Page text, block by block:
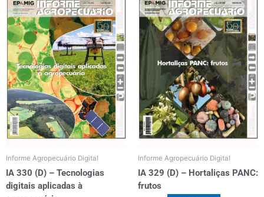
Informe Agropecuário Digital
IA 330 (D) – Tecnologias
digitais aplicadas à
Informe Agropecuário Digital
IA 329 (D) – Hortaliças PANC:
frutos